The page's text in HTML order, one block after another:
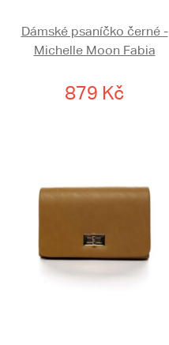
Dámské psaníčko černé -
Michelle Moon Fabia
879 Kč